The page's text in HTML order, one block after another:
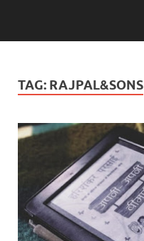
TAG: RAJPAL&SONS